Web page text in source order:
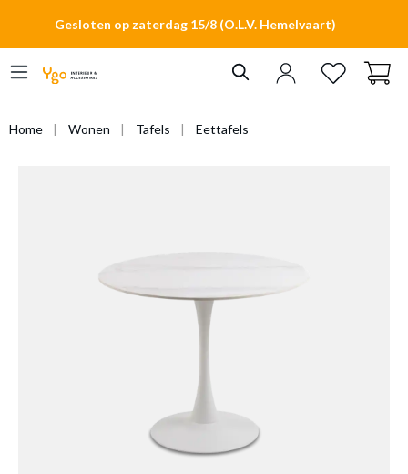
Gesloten op zaterdag 15/8 (O.L.V. Hemelvaart)
Home Wonen Tafels Eettafels